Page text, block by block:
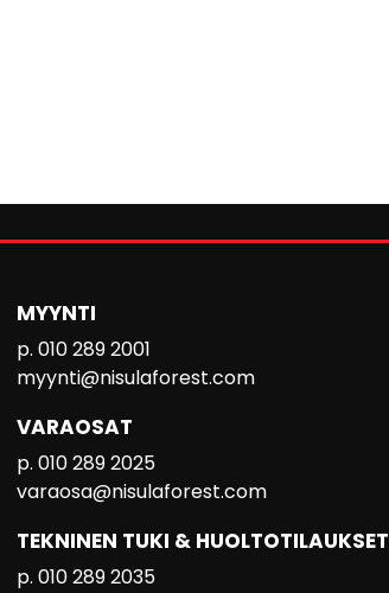
MYYNTI
p. 010 289 2001
myynti@nisulaforest.com
VARAOSAT
p. 010 289 2025
varaosa@nisulaforest.com
TEKNINEN TUKI & HUOLTOTILAUKSET
p. 010 289 2035